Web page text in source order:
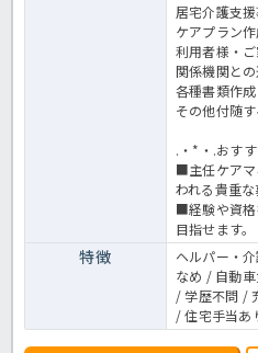
居宅介護支
ケアプラン
利用者様・
関係機関と
各種書類作成
その他付随
.・*・.おす
■主任ケアマ
われる貴重
■経験や資格
目指せます。
特徴
ヘルパー・
なめ / 自動
/ 学歴不問 /
/ 住宅手当あ